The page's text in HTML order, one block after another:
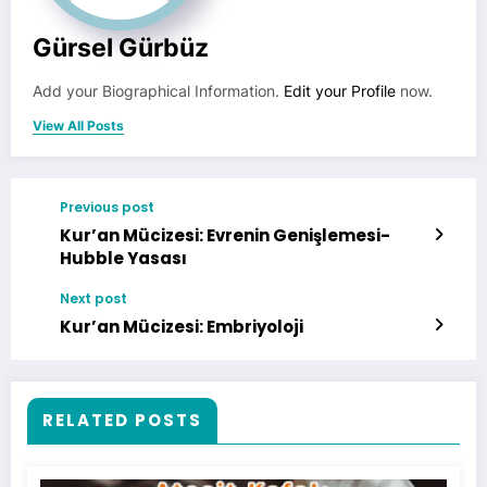
Gürsel Gürbüz
Add your Biographical Information. Edit your Profile now.
View All Posts
Previous post
Kur’an Mücizesi: Evrenin Genişlemesi-
Hubble Yasası
Next post
Kur’an Mücizesi: Embriyoloji
RELATED POSTS